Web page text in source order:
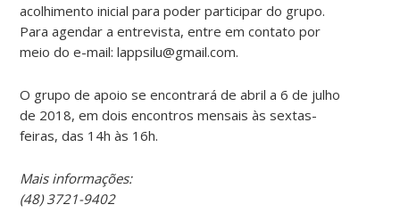
acolhimento inicial para poder participar do grupo.
Para agendar a entrevista, entre em contato por
meio do e-mail: lappsilu@gmail.com.
O grupo de apoio se encontrará de abril a 6 de julho
de 2018, em dois encontros mensais às sextas-
feiras, das 14h às 16h.
Mais informações:
(48) 3721-9402